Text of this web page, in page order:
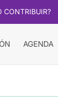
CONTRIBUIR?
AGENDA